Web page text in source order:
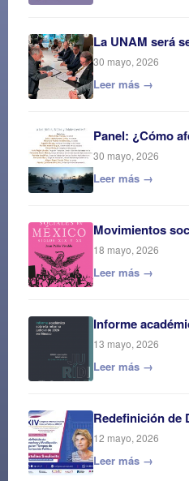
La UNAM será
30 mayo, 2026
Leer más →
Panel: ¿Cómo
30 mayo, 2026
Leer más →
Movimientos
18 mayo, 2026
Leer más →
Informe
13 mayo, 2026
Leer más →
Redefinición de
12 mayo, 2026
Leer más →